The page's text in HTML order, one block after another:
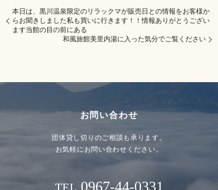
本日は、黒川温泉限定のリラックマが販売日️との情報をお客様か
らお聞きしました私も買いに行きます！！情報ありがとうござい
ます️当館の目の前にある
和風旅館美里️内湯に入った気分でご覧ください
お問い合わせ
団体貸し切りのご相談も承ります。
お気軽にお問い合わせください。
0967-44-0331